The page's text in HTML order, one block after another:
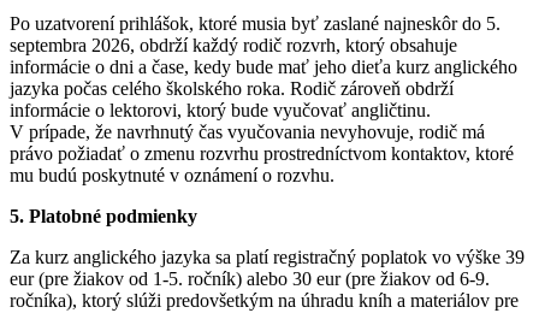
Po uzatvorení prihlášok, ktoré musia byť zaslané najneskôr do 5.
septembra 2026, obdrží každý rodič rozvrh, ktorý obsahuje
informácie o dni a čase, kedy bude mať jeho dieťa kurz anglického
jazyka počas celého školského roka. Rodič zároveň obdrží
informácie o lektorovi, ktorý bude vyučovať angličtinu.
V prípade, že navrhnutý čas vyučovania nevyhovuje, rodič má
právo požiadať o zmenu rozvrhu prostredníctvom kontaktov, ktoré
mu budú poskytnuté v oznámení o rozvhu.
5. Platobné podmienky
Za kurz anglického jazyka sa platí registračný poplatok vo výške 39
eur (pre žiakov od 1-5. ročník) alebo 30 eur (pre žiakov od 6-9.
ročníka), ktorý slúži predovšetkým na úhradu kníh a materiálov pre